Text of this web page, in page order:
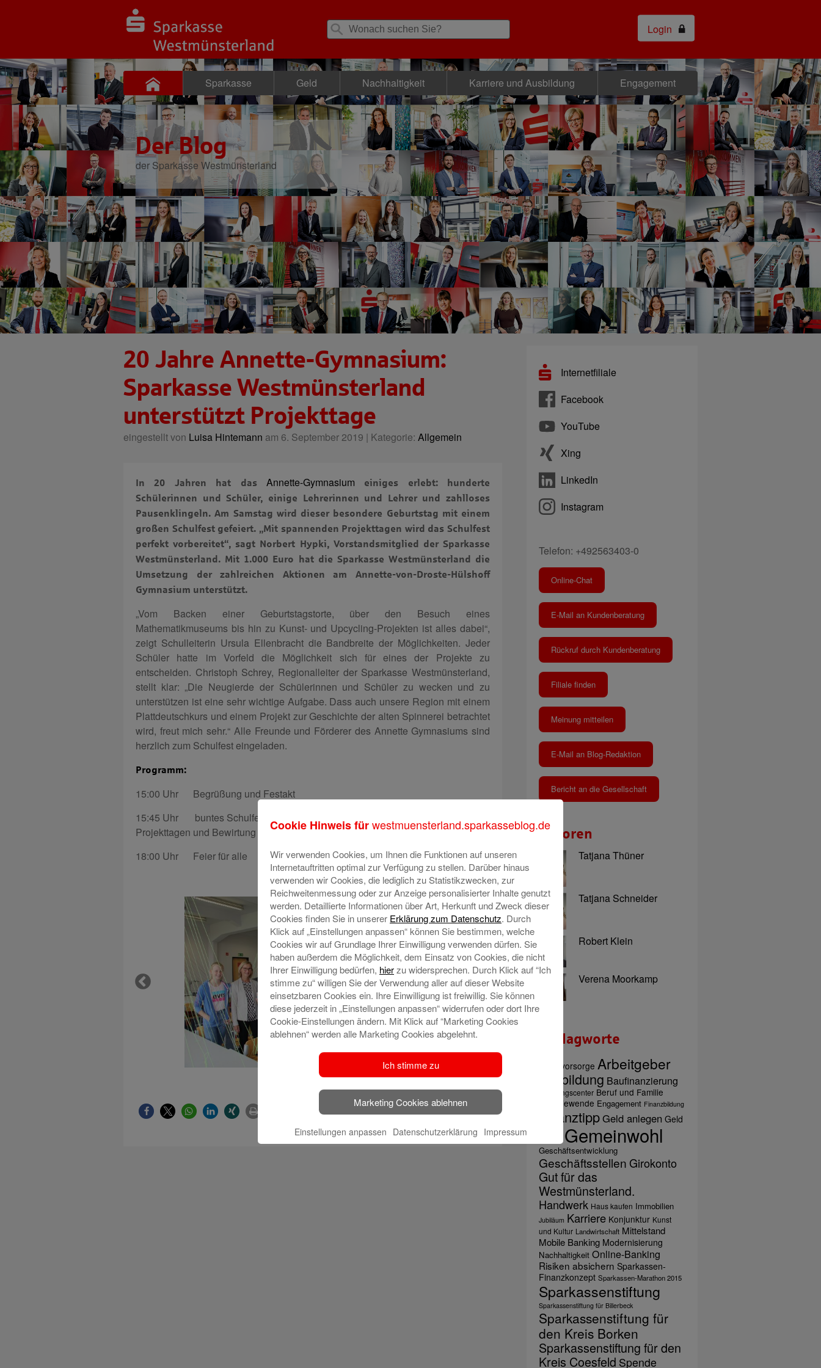
Login
Sparkasse Geld Nachhaltigkeit Karriere und Ausbildung Engagement
Der Blog
der Sparkasse Westmünsterland
20 Jahre Annette-Gymnasium:
Sparkasse Westmünsterland
unterstützt Projekttage
eingestellt von Luisa Hintemann am 6. September 2019 | Kategorie: Allgemein
In 20 Jahren hat das Annette-Gymnasium einiges erlebt: hunderte
Schülerinnen und Schüler, einige Lehrerinnen und Lehrer und zahlloses
Pausenklingeln. Am Samstag wird dieser besondere Geburtstag mit einem
großen Schulfest gefeiert. „Mit spannenden Projekttagen wird das Schulfest
perfekt vorbereitet“, sagt Norbert Hypki, Vorstandsmitglied der Sparkasse
Westmünsterland. Mit 1.000 Euro hat die Sparkasse Westmünsterland die
Umsetzung der zahlreichen Aktionen am Annette-von-Droste-Hülshoff
Gymnasium unterstützt.
„Vom Backen einer Geburtstagstorte, über den Besuch eines
Mathematikmuseums bis hin zu Kunst- und Upcycling-Projekten ist alles dabei“,
zeigt Schulleiterin Ursula Ellenbracht die Bandbreite der Möglichkeiten. Jeder
Schüler hatte im Vorfeld die Möglichkeit sich für eines der Projekte zu
entscheiden. Christoph Schrey, Regionalleiter der Sparkasse Westmünsterland,
stellt klar: „Die Neugierde der Schülerinnen und Schüler zu wecken und zu
unterstützen ist eine sehr wichtige Aufgabe. Dass auch unsere Region mit einem
Plattdeutschkurs und einem Projekt zur Geschichte der alten Spinnerei betrachtet
wird, freut mich sehr.“ Alle Freunde und Förderer des Annette Gymnasiums sind
herzlich zum Schulfest eingeladen.
Programm:
15:00 Uhr Begrüßung und Festakt
15:45 Uhr buntes Schulfest auf dem Schulgelände mit Präsentationen aus den
Projekttagen und Bewirtung
18:00 Uhr Feier für alle
Internetfiliale
Facebook
YouTube
Xing
LinkedIn
Instagram
Telefon: +492563403-0
Online-Chat
E-Mail an Kundenberatung
Rückruf durch Kundenberatung
Filiale finden
Meinung mitteilen
E-Mail an Blog-Redaktion
Bericht an die Gesellschaft
Autoren
Tatjana Thüner
Tatjana Schneider
Robert Klein
Verena Moorkamp
Schlagworte
Altersvorsorge Arbeitgeber
Ausbildung Baufinanzierung
Beratungscenter Beruf und Familie
Energiewende Engagement Finanzbildung
FinanztippGeld anlegen Geld
Gemeinwohl
Geschäftsentwicklung
Geschäftsstellen Girokonto
Gut für das
Westmünsterland.
Handwerk Haus kaufen Immobilien
Jubiläum Karriere Konjunktur Kunst
und Kultur Landwirtschaft Mittelstand
Mobile Banking Modernisierung
Nachhaltigkeit Online-Banking
Risiken absichern Sparkassen-
Finanzkonzept Sparkassen-Marathon 2015
Sparkassenstiftung
Sparkassenstiftung für Billerbeck
Sparkassenstiftung für
den Kreis Borken
Sparkassenstiftung für den
Kreis Coesfeld Spende
Cookie Hinweis fürwestmuensterland.sparkasseblog.de
Wir verwenden Cookies, um Ihnen die Funktionen auf unseren
Internetauftritten optimal zur Verfügung zu stellen. Darüber hinaus
verwenden wir Cookies, die lediglich zu Statistikzwecken, zur
Reichweitenmessung oder zur Anzeige personalisierter Inhalte genutzt
werden. Detaillierte Informationen über Art, Herkunft und Zweck dieser
Cookies finden Sie in unserer Erklärung zum Datenschutz. Durch
Klick auf „Einstellungen anpassen“ können Sie bestimmen, welche
Cookies wir auf Grundlage Ihrer Einwilligung verwenden dürfen. Sie
haben außerdem die Möglichkeit, dem Einsatz von Cookies, die nicht
Ihrer Einwilligung bedürfen, hierzu widersprechen. Durch Klick auf “Ich
stimme zu“ willigen Sie der Verwendung aller auf dieser Website
einsetzbaren Cookies ein. Ihre Einwilligung ist freiwillig. Sie können
diese jederzeit in „Einstellungen anpassen“ widerrufen oder dort Ihre
Cookie-Einstellungen ändern. Mit Klick auf “Marketing Cookies
ablehnen“ werden alle Marketing Cookies abgelehnt.
Ich stimme zu
Marketing Cookies ablehnen
Einstellungen anpassen Datenschutzerklärung Impressum